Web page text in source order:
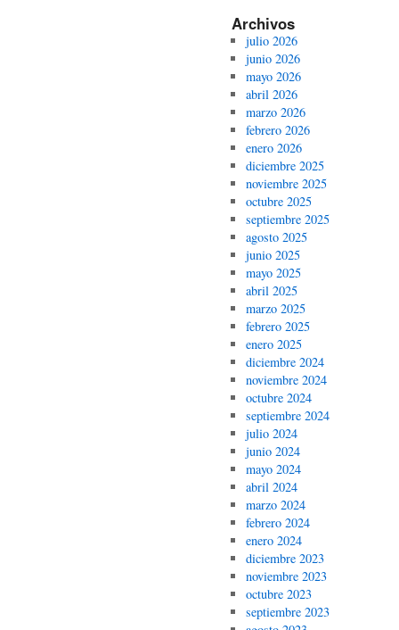
Archivos
julio 2026
junio 2026
mayo 2026
abril 2026
marzo 2026
febrero 2026
enero 2026
diciembre 2025
noviembre 2025
octubre 2025
septiembre 2025
agosto 2025
junio 2025
mayo 2025
abril 2025
marzo 2025
febrero 2025
enero 2025
diciembre 2024
noviembre 2024
octubre 2024
septiembre 2024
julio 2024
junio 2024
mayo 2024
abril 2024
marzo 2024
febrero 2024
enero 2024
diciembre 2023
noviembre 2023
octubre 2023
septiembre 2023